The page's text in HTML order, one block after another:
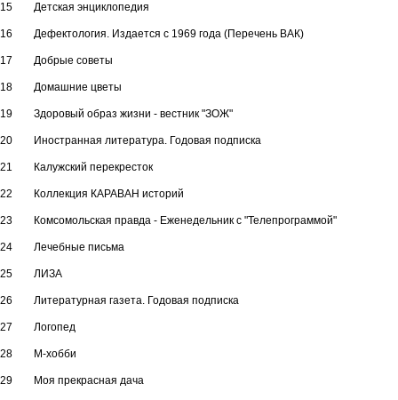
15 Детская энциклопедия
16 Дефектология. Издается с 1969 года (Перечень ВАК)
17 Добрые советы
18 Домашние цветы
19 Здоровый образ жизни - вестник "ЗОЖ"
20 Иностранная литература. Годовая подписка
21 Калужский перекресток
22 Коллекция КАРАВАН историй
23 Комсомольская правда - Еженедельник с "Телепрограммой"
24 Лечебные письма
25 ЛИЗА
26 Литературная газета. Годовая подписка
27 Логопед
28 М-хобби
29 Моя прекрасная дача